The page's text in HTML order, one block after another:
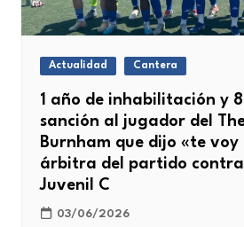
Actualidad Cantera
1 año de inhabilitación y
sanción al jugador del
Burnham que dijo «te
árbitra del partido contra
Juvenil C
03/06/2026